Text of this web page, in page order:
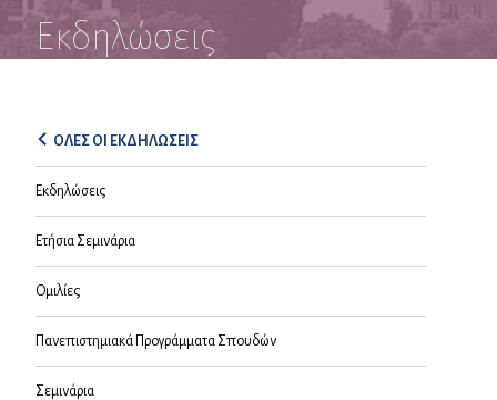
Εκδηλώσεις
ΟΛΕΣ ΟΙ ΕΚΔΗΛΩΣΕΙΣ
Εκδηλώσεις
Ετήσια Σεμινάρια
Ομιλίες
Πανεπιστημιακά Προγράμματα Σπουδών
Σεμινάρια